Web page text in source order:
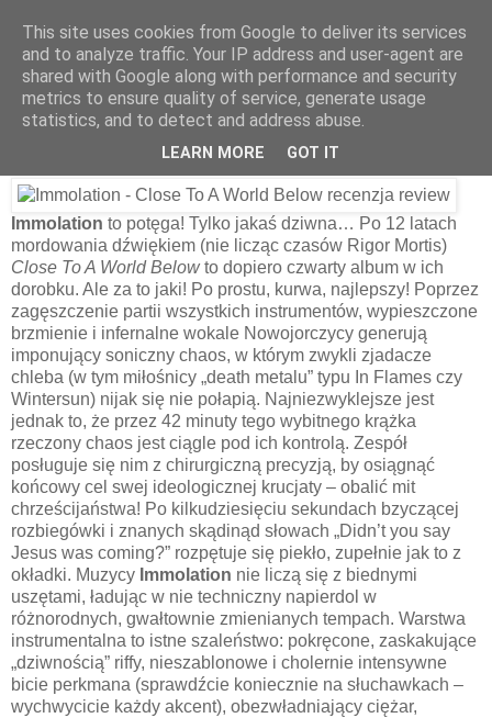
20 kwietnia 2014
Immolation – Close To A World Below
[2000]
Immolation to potęga! Tylko jakaś dziwna… Po 12 latach
mordowania dźwiękiem (nie licząc czasów Rigor Mortis)
Close To A World Belowto dopiero czwarty album w ich
dorobku. Ale za to jaki! Po prostu, kurwa, najlepszy! Poprzez
zagęszczenie partii wszystkich instrumentów, wypieszczone
brzmienie i infernalne wokale Nowojorczycy generują
imponujący soniczny chaos, w którym zwykli zjadacze
chleba (w tym miłośnicy „death metalu” typu In Flames czy
Wintersun) nijak się nie połapią. Najniezwyklejsze jest
jednak to, że przez 42 minuty tego wybitnego krążka
rzeczony chaos jest ciągle pod ich kontrolą. Zespół
posługuje się nim z chirurgiczną precyzją, by osiągnąć
końcowy cel swej ideologicznej krucjaty – obalić mit
chrześcijaństwa! Po kilkudziesięciu sekundach bzyczącej
rozbiegówki i znanych skądinąd słowach „Didn’t you say
Jesus was coming?” rozpętuje się piekło, zupełnie jak to z
okładki. Muzycy Immolation nie liczą się z biednymi
uszętami, ładując w nie techniczny napierdol w
różnorodnych, gwałtownie zmienianych tempach. Warstwa
instrumentalna to istne szaleństwo: pokręcone, zaskakujące
„dziwnością” riffy, nieszablonowe i cholernie intensywne
bicie perkmana (sprawdźcie koniecznie na słuchawkach –
wychwycicie każdy akcent), obezwładniający ciężar,
This site uses cookies from Google to deliver its services
and to analyze traffic. Your IP address and user-agent are
shared with Google along with performance and security
metrics to ensure quality of service, generate usage
statistics, and to detect and address abuse.
LEARN MORE GOT IT